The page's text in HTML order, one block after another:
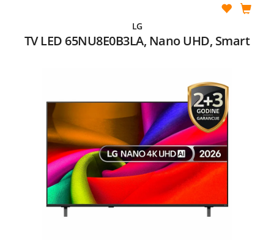
LG
TV LED 65NU8E0B3LA, Nano UHD, Smart